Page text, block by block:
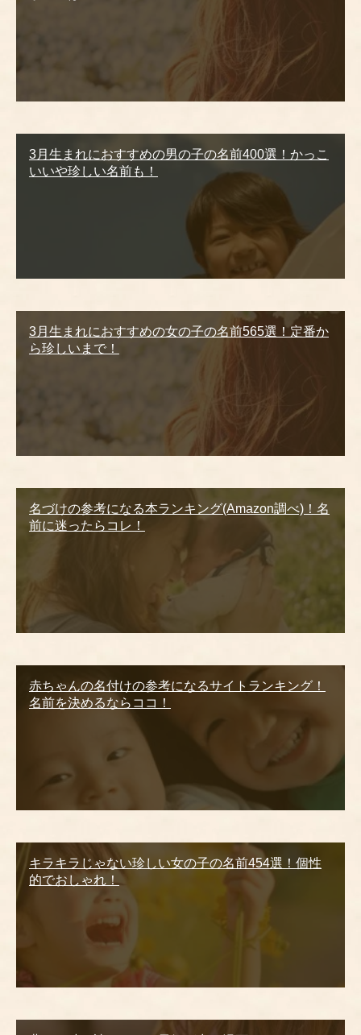
3月生まれにおすすめの男の子の名前400選！かっこ
いいや珍しい名前も！
3月生まれにおすすめの女の子の名前565選！定番か
ら珍しいまで！
名づけの参考になる本ランキング(Amazon調べ)！名
前に迷ったらコレ！
赤ちゃんの名付けの参考になるサイトランキング！
名前を決めるならココ！
キラキラじゃない珍しい女の子の名前454選！個性
的でおしゃれ！